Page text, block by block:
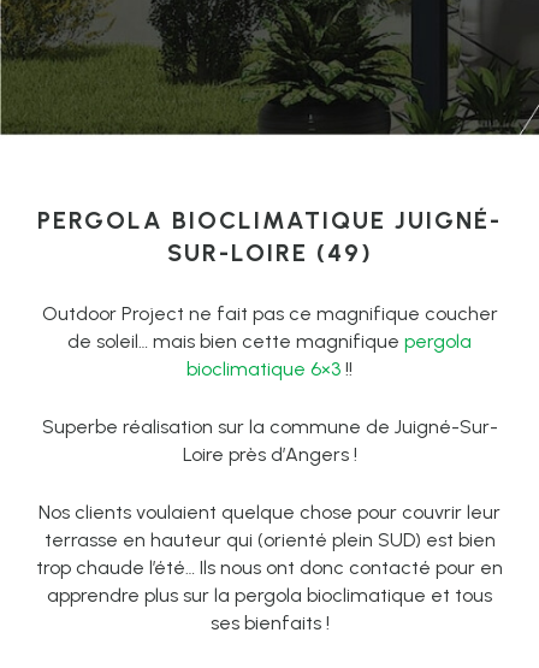
PERGOLA BIOCLIMATIQUE JUIGNÉ-
SUR-LOIRE (49)
Outdoor Project ne fait pas ce magnifique coucher
de soleil… mais bien cette magnifique pergola
bioclimatique 6×3 !!
Superbe réalisation sur la commune de Juigné-Sur-
Loire près d’Angers !
Nos clients voulaient quelque chose pour couvrir leur
terrasse en hauteur qui (orienté plein SUD) est bien
trop chaude l’été… Ils nous ont donc contacté pour en
apprendre plus sur la pergola bioclimatique et tous
ses bienfaits !